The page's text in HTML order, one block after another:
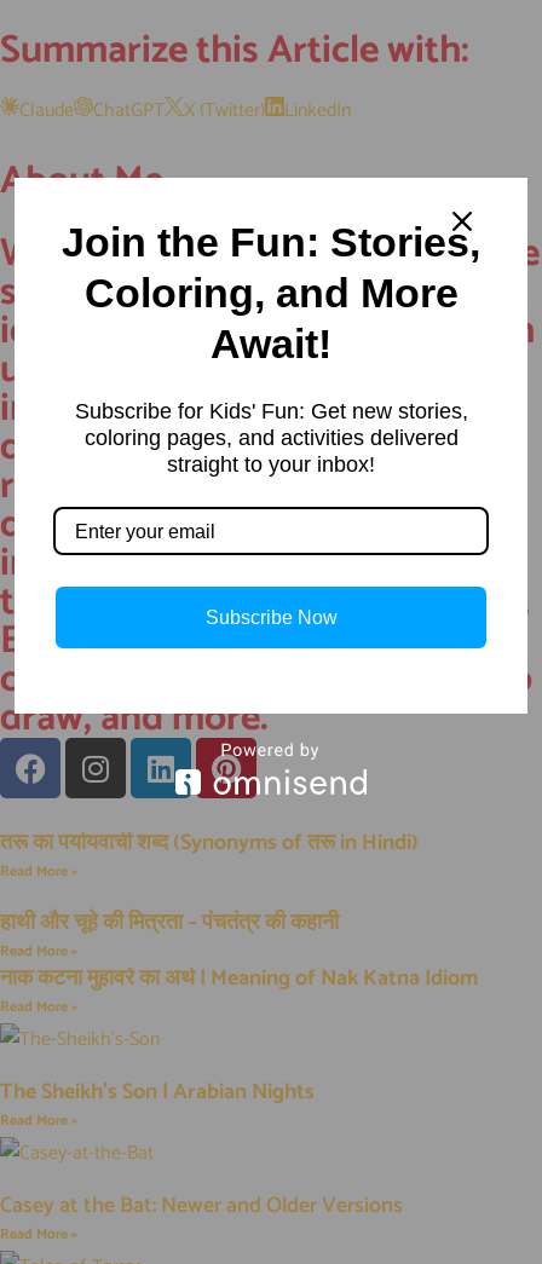
Summarize this Article with:
Claude ChatGPT X (Twitter) LinkedIn
About Me
Welcome to StoriesPub.com We
started in 2019 with a simple
idea to provide our readers with
useful and interesting
information. Our team is
dedicated to curating a wide
range of captivating content in
different categories, including
inspirational stories, funny
tales, Parenting, Kids’ products,
Educational AI content, Tech
content, coloring books, how to
draw, and more.
तरू का पर्यायवाची शब्द (Synonyms of तरू in Hindi)
Read More »
हाथी और चूहे की मित्रता – पंचतंत्र की कहानी
Read More »
नाक कटना मुहावरे का अर्थ | Meaning of Nak Katna Idiom
Read More »
The Sheikh’s Son | Arabian Nights
Read More »
Casey at the Bat: Newer and Older Versions
Read More »
Join the Fun: Stories,
Coloring, and More
Await!
Subscribe for Kids' Fun: Get new stories,
coloring pages, and activities delivered
straight to your inbox!
Subscribe Now